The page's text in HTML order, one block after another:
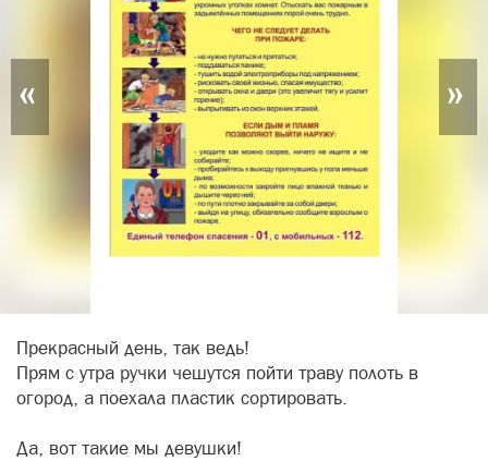
« »
Прекрасный день, так ведь!
Прям с утра ручки чешутся пойти траву полоть в
огород, а поехала пластик сортировать.
Да, вот такие мы девушки!